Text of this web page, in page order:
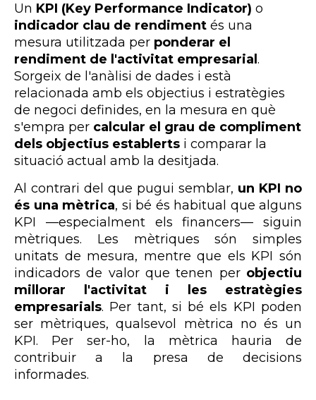
Un KPI (Key Performance Indicator) o
indicador clau de rendiment és una
mesura utilitzada per ponderar el
rendiment de l'activitat empresarial .
Sorgeix de l'anàlisi de dades i està
relacionada amb els objectius i estratègies
de negoci definides, en la mesura en què
s'empra per calcular el grau de compliment
dels objectius establerts i comparar la
situació actual amb la desitjada.
Al contrari del que pugui semblar, un KPI no
és una mètrica, si bé és habitual que alguns
KPI —especialment els financers— siguin
mètriques. Les mètriques són simples
unitats de mesura, mentre que els KPI són
indicadors de valor que tenen per objectiu
millorar l'activitat i les estratègies
empresarials. Per tant, si bé els KPI poden
ser mètriques, qualsevol mètrica no és un
KPI. Per ser-ho, la mètrica hauria de
contribuir a la presa de decisions
informades.